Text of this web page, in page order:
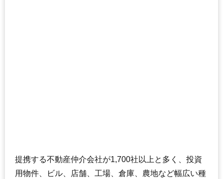
提携する不動産仲介会社が1,700社以上と多く、投資
用物件、ビル、店舗、工場、倉庫、農地など幅広い種